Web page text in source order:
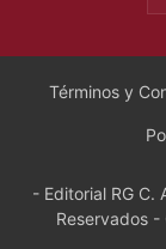
Términos y
- Editorial RG C.
Reservados